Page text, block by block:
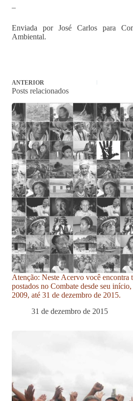
–
Enviada por José Carlos para
Ambiental.
ANTERIOR
Posts relacionados
Atenção: Neste Acervo você encontra
postados no Combate desde seu
2009, até 31 de dezembro de 2015.
31 de dezembro de 2015